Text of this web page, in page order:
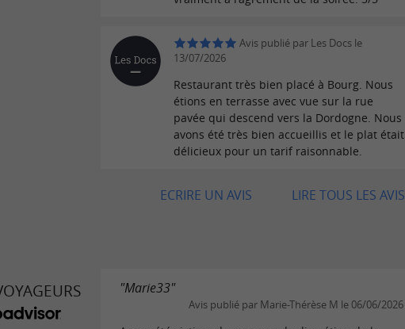
Avis publié par Les Docs le
13/07/2026
Restaurant très bien placé à Bourg. Nous
étions en terrasse avec vue sur la rue
pavée qui descend vers la Dordogne. Nous
avons été très bien accueillis et le plat était
délicieux pour un tarif raisonnable.
LIRE TOUS LES AVIS
ECRIRE UN AVIS
"Marie33"
Avis publié par Marie-Thérèse M le 06/06/2026